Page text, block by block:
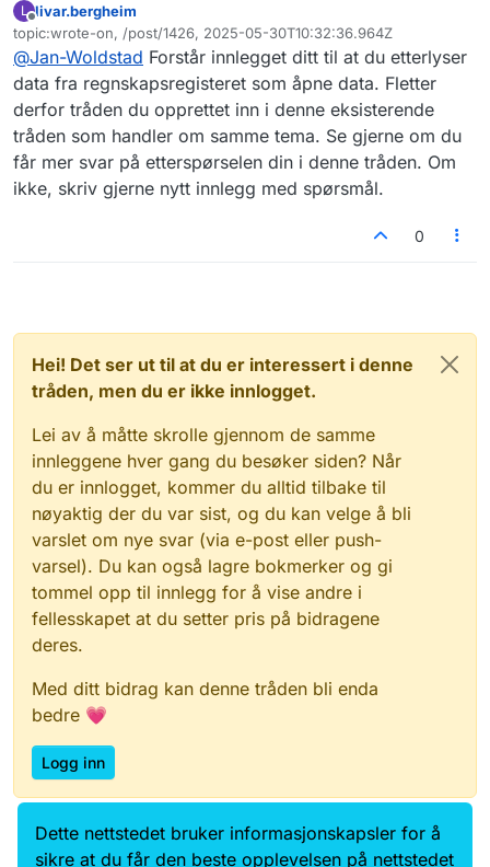
Nøyaktig hva er det Brønnøysund Registrene
driver med?
De opererer ett lukket API for de som vil betale
500k i året hvor man får regnskapstall på
konsern nivå osv, de unnskylder seg med at de
også har ett åpen API men at det koster penger å
tilgjengeliggjøre databasen.
Det offentlige er ett API hvor Swagger
dokumentasjonen ikke stemmer overens med
virkeligheten. De sier man kan laste ned
Altså hva slags tull er dette? Jeg sendte mail til
dem tidligere og spurte om begrensinger på
API'et som eksistererte ref rate limits og fikk til
svar - vi et ikke - prøv deg frem -
jeg mener hva F?
L
Frakoblet
livar.bergheim
topic:wrote-on, /post/1426, 2025-05-30T10:32:36.964Z
Sist endret av
@Jan-Woldstad Forstår innlegget ditt til at du etterlyser
data fra regnskapsregisteret som åpne data. Fletter
derfor tråden du opprettet inn i denne eksisterende
tråden som handler om samme tema. Se gjerne om du
får mer svar på etterspørselen din i denne tråden. Om
ikke, skriv gjerne nytt innlegg med spørsmål.
0
Hei! Det ser ut til at du er interessert i denne
tråden, men du er ikke innlogget.
Lei av å måtte skrolle gjennom de samme
innleggene hver gang du besøker siden? Når
du er innlogget, kommer du alltid tilbake til
nøyaktig der du var sist, og du kan velge å bli
varslet om nye svar (via e-post eller push-
varsel). Du kan også lagre bokmerker og gi
tommel opp til innlegg for å vise andre i
fellesskapet at du setter pris på bidragene
deres.
Med ditt bidrag kan denne tråden bli enda
bedre 💗
Logg inn
Data.norge.no Kontakt oss
Dette nettstedet bruker informasjonskapsler for å
sikre at du får den beste opplevelsen på nettstedet